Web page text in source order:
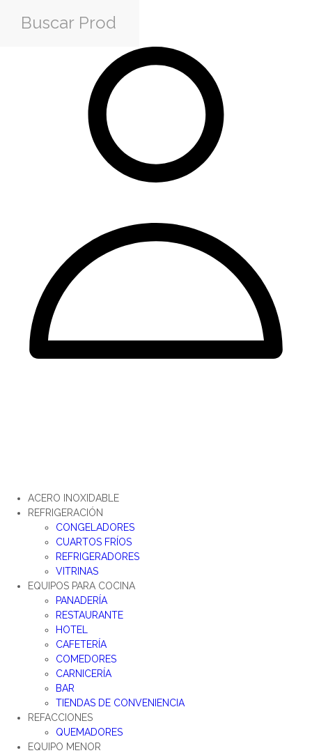
ACERO INOXIDABLE
REFRIGERACIÓN
CONGELADORES
CUARTOS FRÍOS
REFRIGERADORES
VITRINAS
EQUIPOS PARA COCINA
PANADERÍA
RESTAURANTE
HOTEL
CAFETERÍA
COMEDORES
CARNICERÍA
BAR
TIENDAS DE CONVENIENCIA
REFACCIONES
QUEMADORES
EQUIPO MENOR